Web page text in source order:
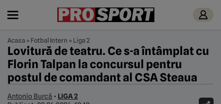
Acasa » Fotbal Intern » Liga 2
Lovitură de teatru. Ce s-a întâmplat cu
Florin Talpan la concursul pentru
postul de comandant al CSA Steaua
Antonio Burcă • LIGA 2